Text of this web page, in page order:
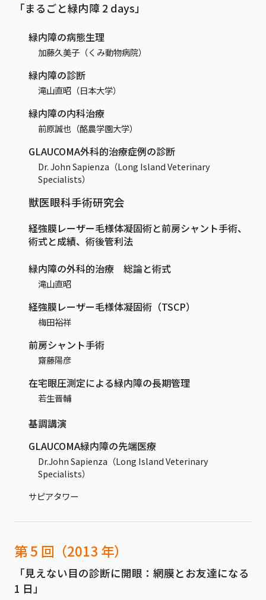
「まるごと緑内障 2 days」
緑内障の病態生理
加藤久美子（くみ動物病院）
緑内障の診断
滝山直昭（日本大学）
緑内障の内科治療
前原誠也（酪農学園大学）
GLAUCOMA外科的治療症例の診断
Dr. John Sapienza（Long Island Veterinary
Specialists）
獣医眼科手術研究会
経強膜レーザー毛様体凝固術と前房シャント手術、
術式と成績、術後管利法
緑内障の外科的治療 総論と術式
滝山直昭
経強膜レーザー毛様体凝固術（TSCP）
梅田裕祥
前房シャント手術
齋藤陽彦
在宅眼圧測定による緑内障の長期管理
若生晋輔
基調講演
GLAUCOMA緑内障の先端医療
Dr.John Sapienza（Long Island Veterinary
Specialists）
サピアタワー
第 5 回（2013 年）
「見えない目の診断に開眼：網膜とお友達になる
1 日」